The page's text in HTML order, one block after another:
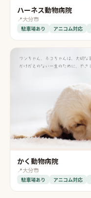
ハーネス動物病院
📍大分市
駐車場あり アニコム対応
かく動物病院
📍大分市
駐車場あり アニコム対応